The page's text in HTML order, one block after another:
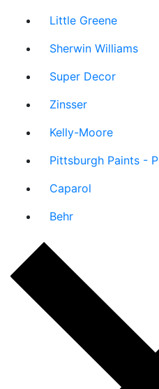
Little Greene
Sherwin Williams
Super Decor
Zinsser
Kelly-Moore
Pittsburgh Paints -
Caparol
Behr